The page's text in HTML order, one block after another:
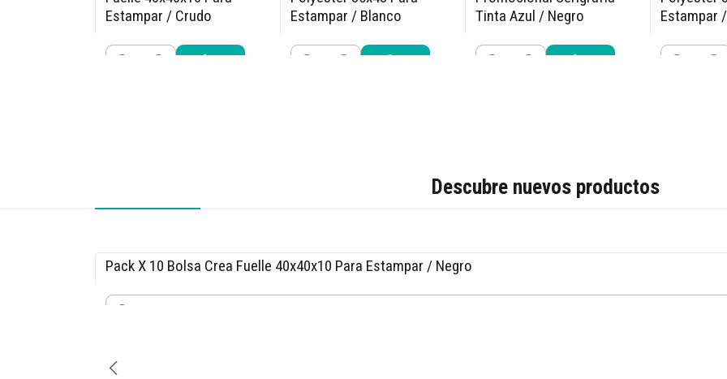
Estampar / Crudo
$14.440$16.990
Estampar / Blanco
$3.390$3.990
Tinta Azul / Negro
$19.990$21.990
Estampar
$3.390
Descubre nuevos productos
-15% OFF
Pack X 10 Bolsa Crea Fuelle 40x40x10 Para Estampar / Negro
$30.590$35.990